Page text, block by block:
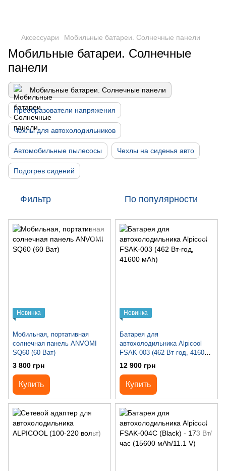
Аксессуари Мобильные батареи. Солнечные панели
Мобильные батареи. Солнечные
панели
Мобильные батареи. Солнечные панели
Преобразователи напряжения
Чехлы для автохолодильников
Автомобильные пылесосы Чехлы на сиденья авто
Подогрев сидений
Фильтр По популярности
Новинка
Мобильная, портативная
солнечная панель ANVOMI
SQ60 (60 Ват)
3 800 грн
Купить
Новинка
Батарея для
автохолодильника Alpicool
FSAK-003 (462 Вт-год, 41600
мАh)
12 900 грн
Купить